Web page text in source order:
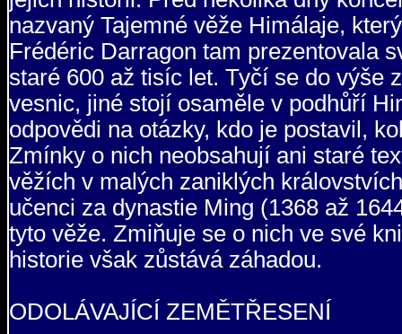
nazvaný Tajemné věže Himálaje,
Frédéric Darragon tam prezentovala
staré 600 až tisíc let. Tyčí se do výše
vesnic, jiné stojí osaměle v podhůří
odpovědi na otázky, kdo je postavil,
Zmínky o nich neobsahují ani staré
věžích v malých zaniklých
učenci za dynastie Ming (1368 až
tyto věže. Zmiňuje se o nich ve své
historie však zůstává záhadou.
ODOLÁVAJÍCÍ ZEMĚTŘESENÍ